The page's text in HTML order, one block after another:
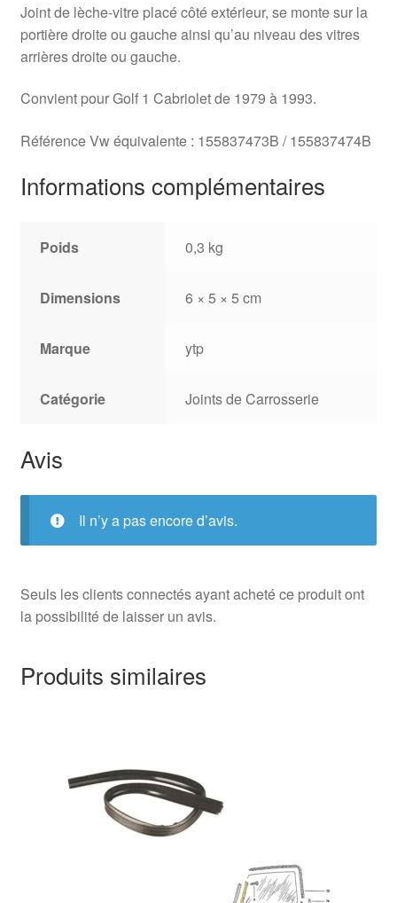
Joint de lèche-vitre placé côté extérieur, se monte sur la
portière droite ou gauche ainsi qu’au niveau des vitres
arrières droite ou gauche.
Convient pour Golf 1 Cabriolet de 1979 à 1993.
Référence Vw équivalente : 155837473B / 155837474B
Informations complémentaires
Poids 0,3 kg
Dimensions 6 × 5 × 5 cm
Marque ytp
Catégorie Joints de Carrosserie
Avis
Il n’y a pas encore d’avis.
Seuls les clients connectés ayant acheté ce produit ont
la possibilité de laisser un avis.
Produits similaires